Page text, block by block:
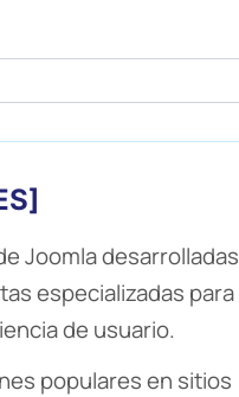
Joomla desarrolladas
especializadas para
de usuario.
populares en sitios